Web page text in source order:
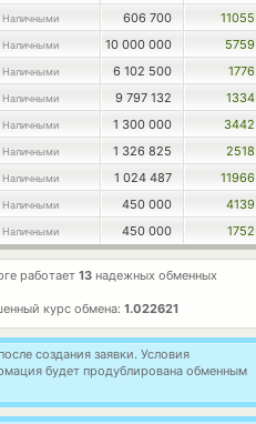
Наличными 606 700
11055
Наличными 10 000 000
5759
Наличными 6 102 500
1776
Наличными 9 797 132
1334
Наличными 1 300 000
3442
Наличными 1 326 825
2518
Наличными 1 024 487
11966
Наличными 450 000
4139
Наличными 450 000 1752
работает 13 надежных обменных
курс обмена: 1.022621
создания заявки. Условия
будет продублирована обменным